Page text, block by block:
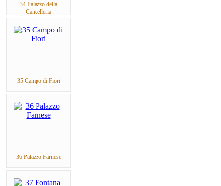
34 Palazzo della
Cancelleria
35 Campo di Fiori
36 Palazzo Farnese